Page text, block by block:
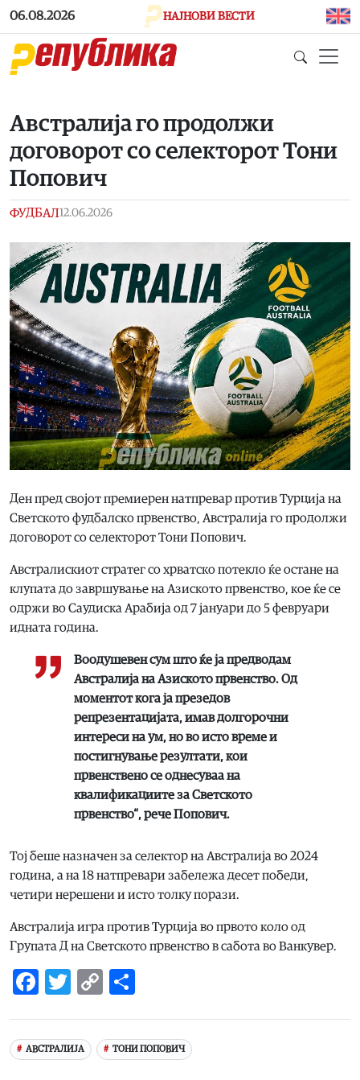
Skip to main content
06.08.2026 НАЈНОВИ ВЕСТИ
Aвстралија го продолжи
договорот со селекторот Тони
Попович
ФУДБАЛ12.06.2026
Ден пред својот премиерен натпревар против Турција на
Светското фудбалско првенство, Австралија го продолжи
договорот со селекторот Тони Попович.
Австралискиот стратег со хрватско потекло ќе остане на
клупата до завршување на Азиското првенство, кое ќе се
одржи во Саудиска Арабија од 7 јануари до 5 февруари
идната година.
Воодушевен сум што ќе ја предводам
Австралија на Азиското првенство. Од
моментот кога ја презедов
репрезентацијата, имав долгорочни
интереси на ум, но во исто време и
постигнување резултати, кои
првенствено се однесуваа на
квалификациите за Светското
првенство“, рече Попович.
Тој беше назначен за селектор на Австралија во 2024
година, а на 18 натпревари забележа десет победи,
четири нерешени и исто толку порази.
Австралија игра против Турција во првото коло од
Групата Д на Светското првенство в сабота во Ванкувер.
Facebook
Twitter
Copy
АВСТРАЛИЈА ТОНИ ПОПОВИЧ